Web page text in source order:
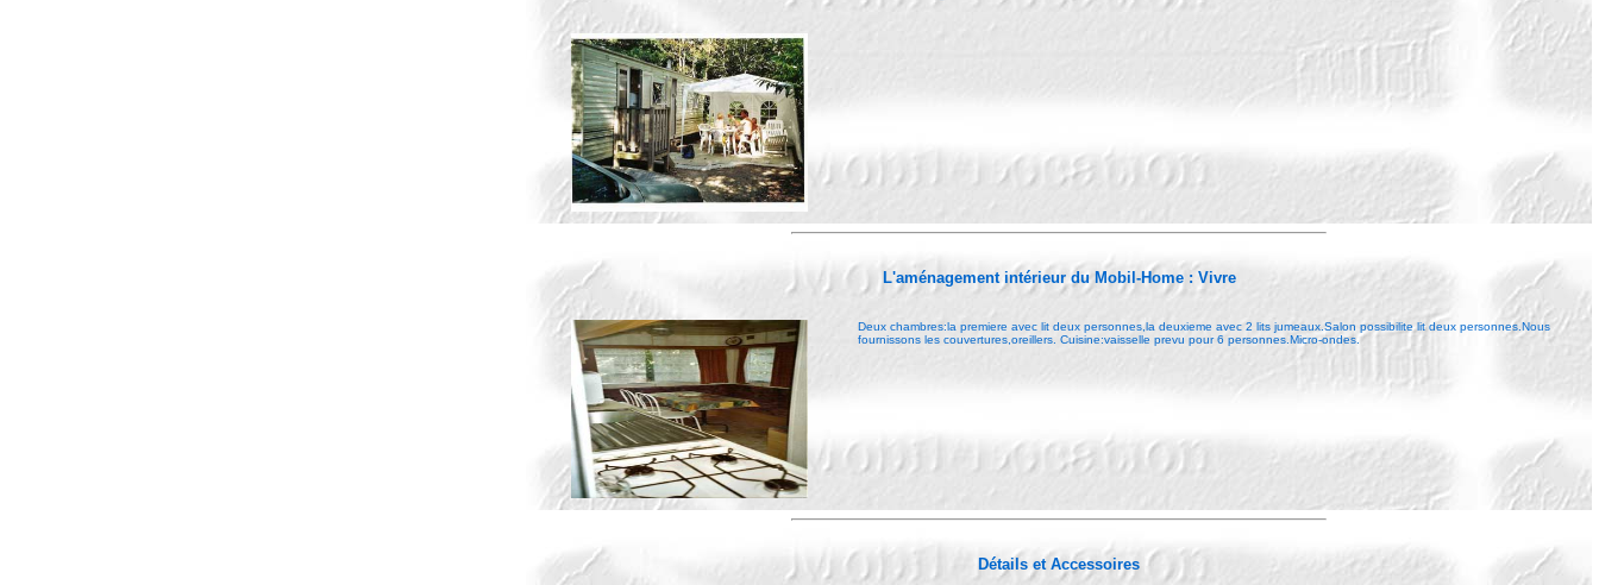
L'aménagement intérieur du Mobil-Home : Vivre
Deux chambres:la premiere avec lit deux personnes,la deuxieme avec 2 lits jumeaux.Salon possibilite lit deux personnes.Nous
fournissons les couvertures,oreillers. Cuisine:vaisselle prevu pour 6 personnes.Micro-ondes.
Détails et Accessoires